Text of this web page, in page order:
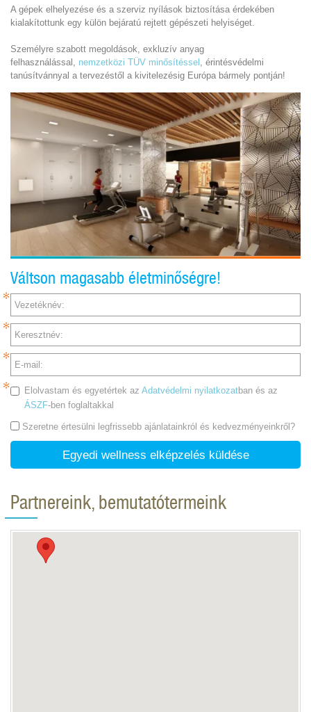
A gépek elhelyezése és a szerviz nyílások biztosítása érdekében
kialakítottunk egy külön bejáratú rejtett gépészeti helyiséget.
Személyre szabott megoldások, exkluzív anyag
felhasználással, nemzetközi TÜV minősítéssel , érintésvédelmi
tanúsítvánnyal a tervezéstől a kivitelezésig Európa bármely pontján!
Váltson magasabb életminőségre!
Vezetéknév:
Keresztnév:
E-mail:
Elolvastam és egyetértek az Adatvédelmi nyilatkozatban és az
ÁSZF-ben foglaltakkal
Szeretne értesülni legfrissebb ajánlatainkról és kedvezményeinkről?
Egyedi wellness elképzelés küldése
Partnereink, bemutatótermeink